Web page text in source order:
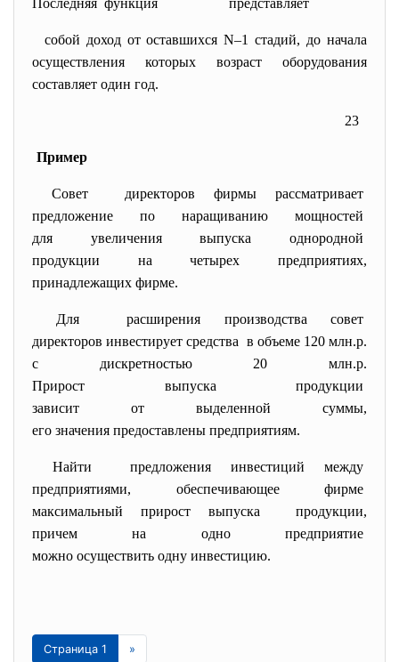
Последняя функция представляет
собой доход от оставшихся N–1 стадий, до начала
осуществления которых возраст оборудования
составляет один год.
23
Пример
Совет директоров фирмырассматривает
предложение по наращиванию мощностей
для увеличения выпуска однородной
продукции на четырех предприятиях,
принадлежащих фирме.
Для расширения производства совет
директоров инвестируетсредства в объеме 120 млн.р.
с дискретностью 20 млн.р.
Прирост выпуска продукции
зависит от выделенной суммы,
его значения предоставлены предприятиям.
Найти предложения инвестиций между
предприятиями, обеспечивающее фирме
максимальный прирост выпуска продукции,
причем на одно предприятие
можно осуществить одну инвестицию.
Страница 1 »